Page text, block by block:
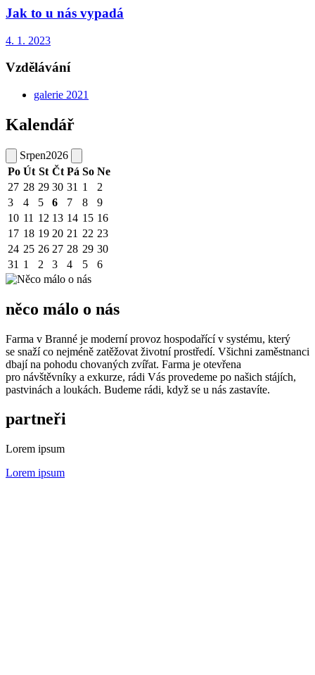
Jak to u nás vypadá
4. 1. 2023
Vzdělávání
galerie 2021
Kalendář
Srpen2026
Po Út St Čt Pá So Ne
27 28 29 30 31 1
2
3
4 5 6 7 8
9
10 11 12 13 14 15 16
17 18 19 20 21 22 23
24 25 26 27 28 29 30
31 1 2 3 4 5 6
něco málo o nás
Farma v Branné je moderní provoz hospodařící v systému, který
se snaží co nejméně zatěžovat životní prostředí. Všichni zaměstnanci
dbají na pohodu chovaných zvířat. Farma je otevřena
pro návštěvníky a exkurze, rádi Vás provedeme po našich stájích,
pastvinách a loukách. Budeme rádi, když se u nás zastavíte.
partneři
Lorem ipsum
Lorem ipsum